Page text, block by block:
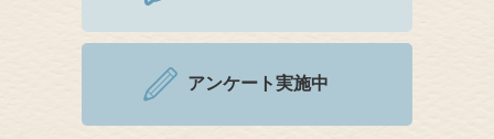
アンケート実施中